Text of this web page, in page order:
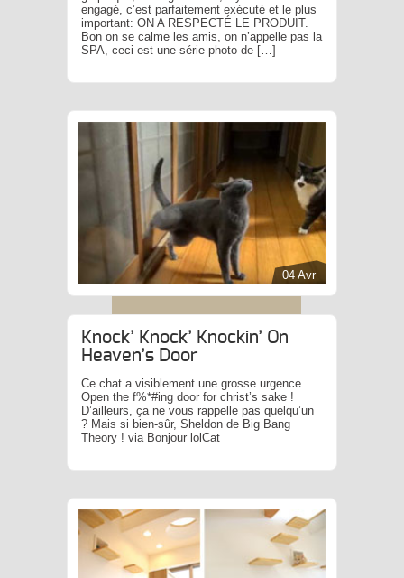
engagé, c’est parfaitement exécuté et le plus
important: ON A RESPECTÉ LE PRODUIT.
Bon on se calme les amis, on n’appelle pas la
SPA, ceci est une série photo de […]
04 Avr
Knock’ Knock’ Knockin’ On
Heaven’s Door
Ce chat a visiblement une grosse urgence.
Open the f%*#ing door for christ’s sake !
D’ailleurs, ça ne vous rappelle pas quelqu’un
? Mais si bien-sûr, Sheldon de Big Bang
Theory ! via Bonjour lolCat